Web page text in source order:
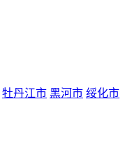
牡丹江市 黑河市 绥化市